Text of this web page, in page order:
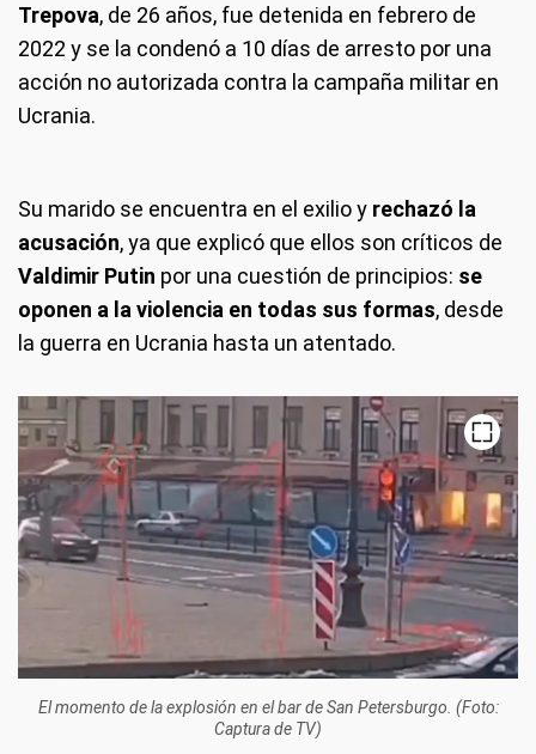
Trepova, de 26 años, fue detenida en febrero de
2022 y se la condenó a 10 días de arresto por una
acción no autorizada contra la campaña militar en
Ucrania.
Su marido se encuentra en el exilio y rechazó la
acusación, ya que explicó que ellos son críticos de
Valdimir Putin por una cuestión de principios: se
oponen a la violencia en todas sus formas, desde
la guerra en Ucrania hasta un atentado.
El momento de la explosión en el bar de San Petersburgo. (Foto:
Captura de TV)